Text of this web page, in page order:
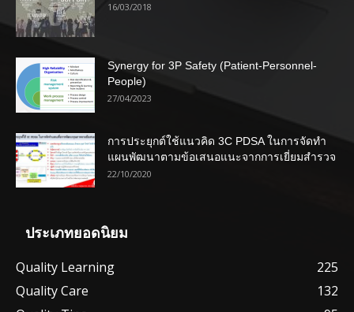
16/03/2018
Synergy for 3P Safety (Patient-Personnel-
People)
27/04/2023
การประยุกต์ใช้แนวคิด 3C PDSA ในการจัดทำ
แผนพัฒนาตามข้อเสนอแนะจากการเยี่ยมสำรวจ
22/10/2020
ประเภทยอดนิยม
Quality Learning
225
Quality Care
132